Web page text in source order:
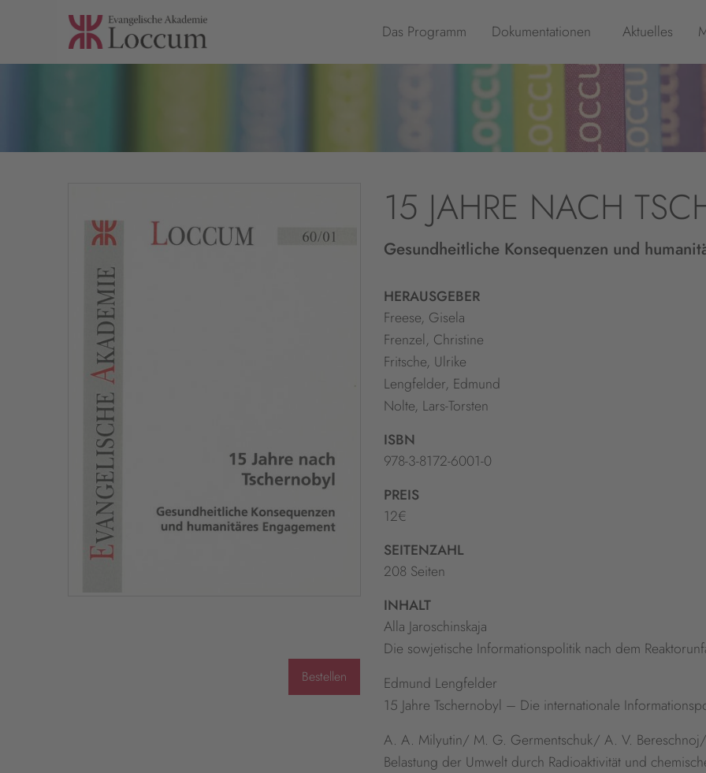
Das Programm Dokumentationen Aktuelles
Bestellen
15 JAHRE NACH
Gesundheitliche Konsequenzen und
HERAUSGEBER
Freese, Gisela
Frenzel, Christine
Fritsche, Ulrike
Lengfelder, Edmund
Nolte, Lars-Torsten
ISBN
978-3-8172-6001-0
PREIS
12€
SEITENZAHL
208 Seiten
INHALT
Alla Jaroschinskaja
Die sowjetische Informationspolitik nach dem
Edmund Lengfelder
15 Jahre Tschernobyl – Die internationale
A. A. Milyutin/ M. G. Germentschuk/ A. V.
Belastung der Umwelt durch Radioaktivität und